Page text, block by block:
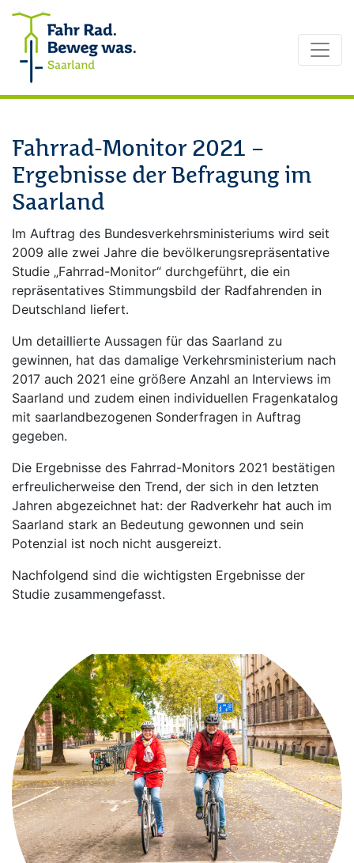
Zum Inhalt springen
Fahrrad-Monitor 2021 –
Ergebnisse der Befragung im
Saarland
Im Auftrag des Bundesverkehrsministeriums wird seit
2009 alle zwei Jahre die bevölkerungsrepräsentative
Studie „Fahrrad-Monitor“ durchgeführt, die ein
repräsentatives Stimmungsbild der Radfahrenden in
Deutschland liefert.
Um detaillierte Aussagen für das Saarland zu
gewinnen, hat das damalige Verkehrsministerium nach
2017 auch 2021 eine größere Anzahl an Interviews im
Saarland und zudem einen individuellen Fragenkatalog
mit saarlandbezogenen Sonderfragen in Auftrag
gegeben.
Die Ergebnisse des Fahrrad-Monitors 2021 bestätigen
erfreulicherweise den Trend, der sich in den letzten
Jahren abgezeichnet hat: der Radverkehr hat auch im
Saarland stark an Bedeutung gewonnen und sein
Potenzial ist noch nicht ausgereizt.
Nachfolgend sind die wichtigsten Ergebnisse der
Studie zusammengefasst.